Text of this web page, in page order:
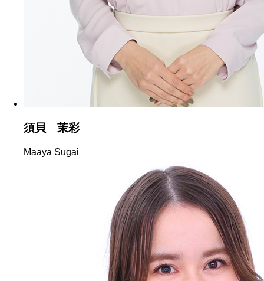
須貝 茉彩
Maaya Sugai